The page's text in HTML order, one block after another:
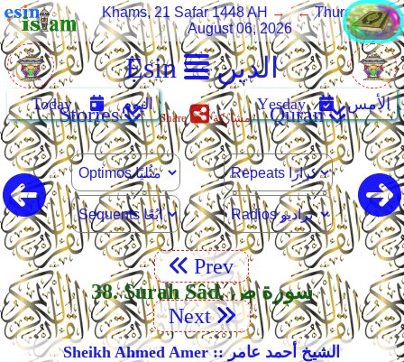
Ẹsin الدين
Khams, 21 Safar 1448 AH → ← Thursday,
August 06, 2026
Today اليوم Yẹsday الأمس Stories Share مشاركة Quran
Prev
38. Surah Sâd. سورة ص
Next
Sheikh Ahmed Amer :: الشيخ أحمد عامر